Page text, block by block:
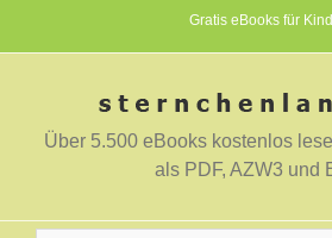
Gratis eBooks für
Über 5.500 eBooks kostenlos
als PDF, AZW3 und